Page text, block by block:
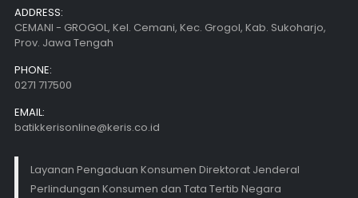
ADDRESS:
CEMANI - GROGOL, Kel. Cemani, Kec. Grogol, Kab. Sukoharjo,
Prov. Jawa Tengah
PHONE:
0271 717500
EMAIL:
batikkerisonline@keris.co.id
Layanan Pengaduan Konsumen Direktorat Jenderal
Perlindungan Konsumen dan Tata Tertib Negara